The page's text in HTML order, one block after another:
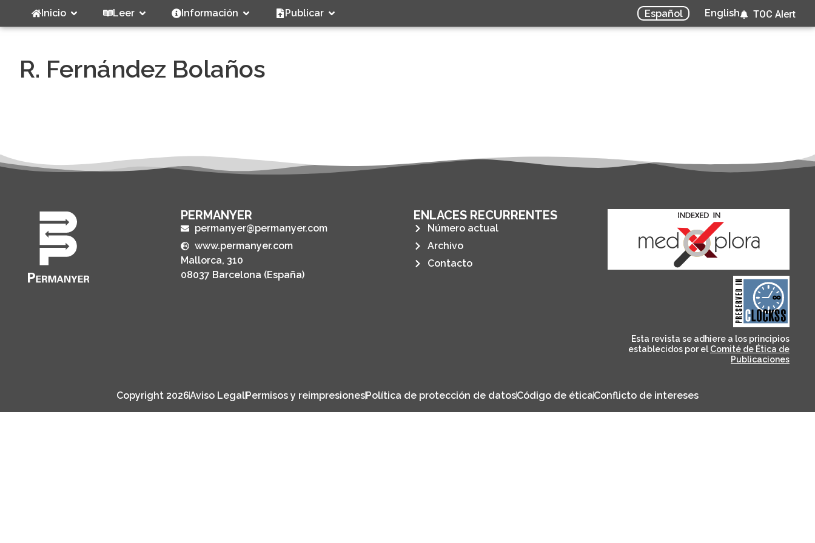
Inicio Leer Información Publicar Español English TOC Alert
R. Fernández Bolaños
PERMANYER
permanyer@permanyer.com
www.permanyer.com
Mallorca, 310
08037 Barcelona (España)
ENLACES RECURRENTES
Número actual
Archivo
Contacto
CLOCKSS is a dak archive
that ensures the long-
term survival of web-
based scholary
publications, governed by
and for its stakeholders.
Esta revista se adhiere a los principios
establecidos por el Comité de Ética de
Publicaciones
Copyright 2026Aviso LegalPermisos y reimpresionesPolítica de protección de datosCódigo de éticaConflicto de intereses